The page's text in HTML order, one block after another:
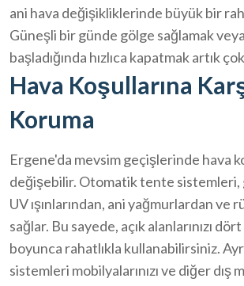
ani hava değişikliklerinde büyük bir
Güneşli bir günde gölge sağlamak
başladığında hızlıca kapatmak artık
Hava Koşullarına
Koruma
Ergene'da mevsim geçişlerinde hava
değişebilir. Otomatik tente sistemleri,
UV ışınlarından, ani yağmurlardan ve
sağlar. Bu sayede, açık alanlarınızı
boyunca rahatlıkla kullanabilirsiniz.
sistemleri mobilyalarınızı ve diğer dış